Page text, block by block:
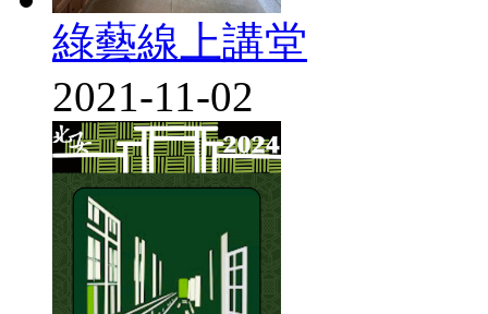
綠藝線上講堂
2021-11-02